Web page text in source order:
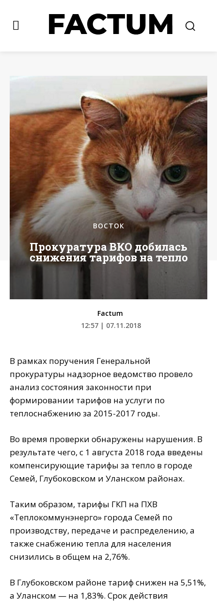
ВОСТОК
Прокуратура ВКО добилась
снижения тарифов на тепло
Factum
12:57 | 07.11.2018
В рамках поручения Генеральной
прокуратуры надзорное ведомство провело
анализ состояния законности при
формировании тарифов на услуги по
теплоснабжению за 2015-2017 годы.
Во время проверки обнаружены нарушения. В
результате чего, с 1 августа 2018 года введены
компенсирующие тарифы за тепло в городе
Семей, Глубоковском и Уланском районах.
Таким образом, тарифы ГКП на ПХВ
«Теплокоммунэнерго» города Семей по
производству, передаче и распределению, а
также снабжению тепла для населения
снизились в общем на 2,76%.
В Глубоковском районе тариф снижен на 5,51%,
а Уланском — на 1,83%. Срок действия